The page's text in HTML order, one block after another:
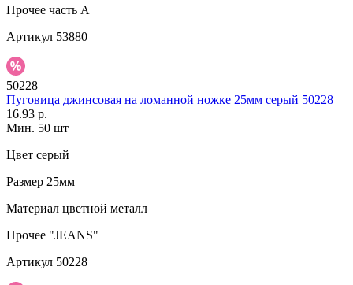
Прочее часть A
Артикул 53880
50228
Пуговица джинсовая на ломанной ножке 25мм серый 50228
16.93 р.
Мин. 50 шт
Цвет серый
Размер 25мм
Материал цветной металл
Прочее "JEANS"
Артикул 50228